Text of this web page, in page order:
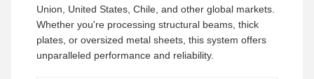
Union, United States, Chile, and other global markets.
Whether you're processing structural beams, thick
plates, or oversized metal sheets, this system offers
unparalleled performance and reliability.